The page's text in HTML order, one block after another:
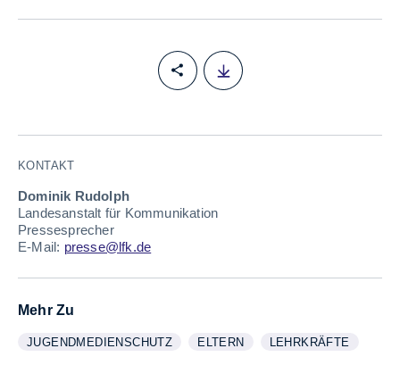
PM_16 Datenschutz kennt
KONTAKT
Dominik Rudolph
Landesanstalt für Kommunikation
Pressesprecher
E-Mail: presse@lfk.de
Mehr Zu
WEITERE INFORMATIONEN ZUM THEMA
JUGENDMEDIENSCHUTZ
ANZEIGEN WEITERE INFORMATIONEN ZUM
ELTERN
ANZEIGEN WEITERE
LEHRKRÄFTE
ANZEIGEN